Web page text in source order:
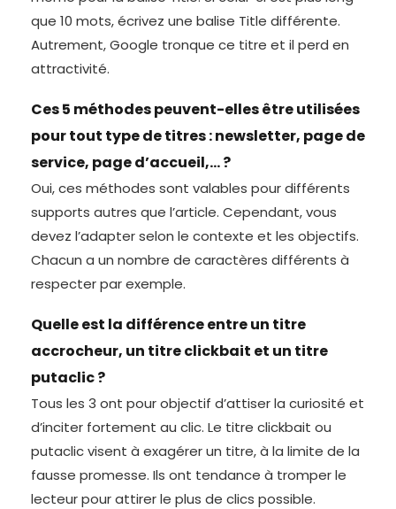
que 10 mots, écrivez une balise Title différente.
Autrement, Google tronque ce titre et il perd en
attractivité.
Ces 5 méthodes peuvent-elles être utilisées
pour tout type de titres : newsletter, page de
service, page d’accueil,… ?
Oui, ces méthodes sont valables pour différents
supports autres que l’article. Cependant, vous
devez l’adapter selon le contexte et les objectifs.
Chacun a un nombre de caractères différents à
respecter par exemple.
Quelle est la différence entre un titre
accrocheur, un titre clickbait et un titre
putaclic ?
Tous les 3 ont pour objectif d’attiser la curiosité et
d’inciter fortement au clic. Le titre clickbait ou
putaclic visent à exagérer un titre, à la limite de la
fausse promesse. Ils ont tendance à tromper le
lecteur pour attirer le plus de clics possible.